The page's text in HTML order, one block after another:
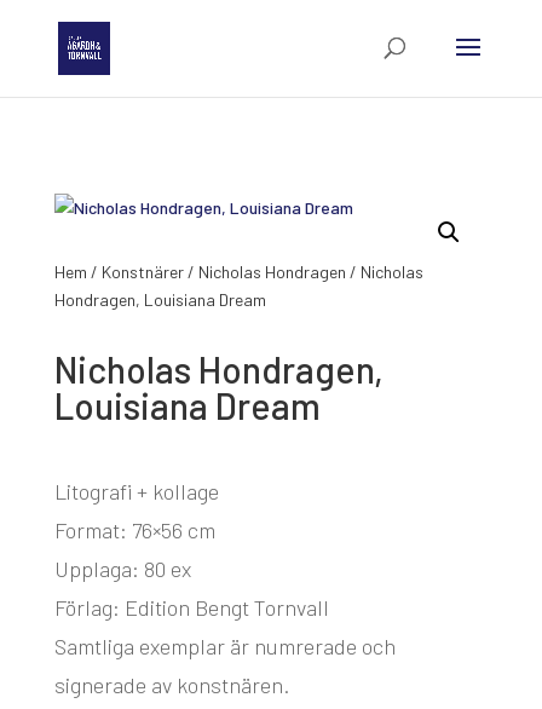
Hem / Konstnärer/ Nicholas Hondragen / Nicholas
Hondragen, Louisiana Dream
Nicholas Hondragen,
Louisiana Dream
Litografi + kollage
Format: 76×56 cm
Upplaga: 80 ex
Förlag: Edition Bengt Tornvall
Samtliga exemplar är numrerade och
signerade av konstnären.